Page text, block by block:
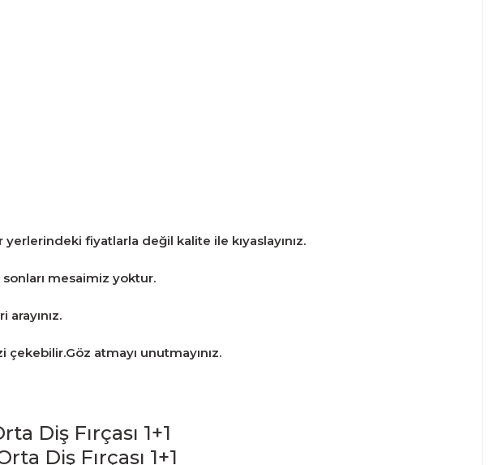
fiyatlarla değil kalite ile kıyaslayınız.
mesaimiz yoktur.
atmayı unutmayınız.
Diş Fırçası 1+1